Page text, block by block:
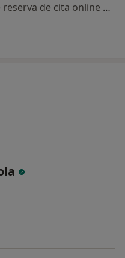
Este especialista no ofrece reserva de cita online en esta dirección.